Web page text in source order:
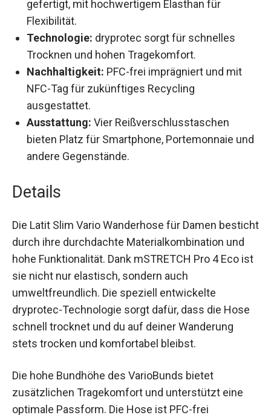
gefertigt, mit hochwertigem Elasthan für
Flexibilität.
Technologie: dryprotec sorgt für schnelles
Trocknen und hohen Tragekomfort.
Nachhaltigkeit: PFC-frei imprägniert und mit
NFC-Tag für zukünftiges Recycling
ausgestattet.
Ausstattung: Vier Reißverschlusstaschen
bieten Platz für Smartphone, Portemonnaie
und andere Gegenstände.
Details
Die Latit Slim Vario Wanderhose für Damen
besticht durch ihre durchdachte
Materialkombination und hohe Funktionalität.
Dank mSTRETCH Pro 4 Eco ist sie nicht nur
elastisch, sondern auch umweltfreundlich. Die
speziell entwickelte dryprotec-Technologie sorgt
dafür, dass die Hose schnell trocknet und du auf
deiner Wanderung stets trocken und komfortabel
bleibst.
Die hohe Bundhöhe des VarioBunds bietet